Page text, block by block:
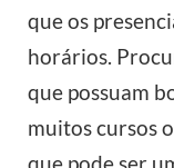
que os
horários.
que possuam
muitos cursos
que pode ser